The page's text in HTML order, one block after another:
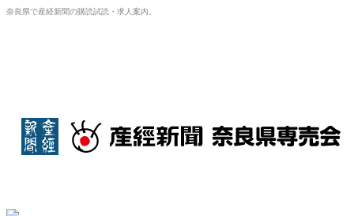
奈良県で産経新聞の購読試読・求人案内。